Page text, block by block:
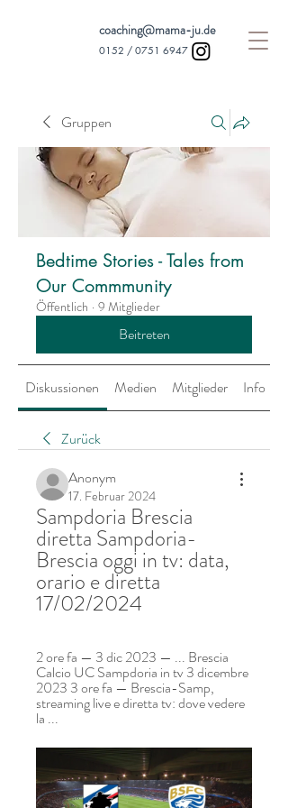
coaching@mama-ju.de
0152 / 0751 6947
Gruppen
Bedtime Stories - Tales from
Our Commmunity
Öffentlich · 9 Mitglieder
Beitreten
Diskussionen Medien Mitglieder Info
Zurück
Anonym
17. Februar 2024
Sampdoria Brescia
diretta Sampdoria-
Brescia oggi in tv: data,
orario e diretta
17/02/2024
2 ore fa — 3 dic 2023 — ... Brescia
Calcio UC Sampdoria in tv 3 dicembre
2023 3 ore fa — Brescia-Samp,
streaming live e diretta tv: dove vedere
la ...